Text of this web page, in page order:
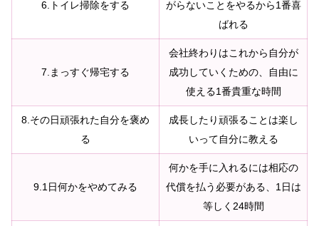
6.トイレ掃除をする
がらないことをやるから1番喜
ばれる
7.まっすぐ帰宅する
会社終わりはこれから自分が
成功していくための、自由に
使える1番貴重な時間
8.その日頑張れた自分を褒め
る
成長したり頑張ることは楽し
いって自分に教える
9.1日何かをやめてみる
何かを手に入れるには相応の
代償を払う必要がある、1日は
等しく24時間